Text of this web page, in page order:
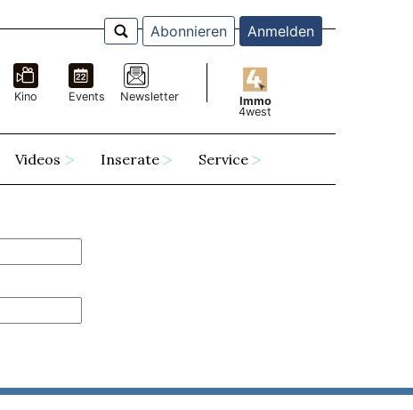
Abonnieren Anmelden
Kino Events Newsletter
Immo
4west
Videos Inserate Service